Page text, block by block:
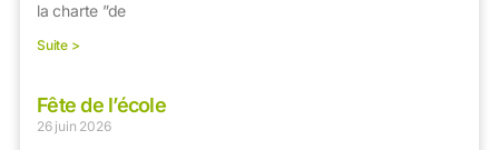
la charte ”de
Suite >
Fête de l’école
26 juin 2026